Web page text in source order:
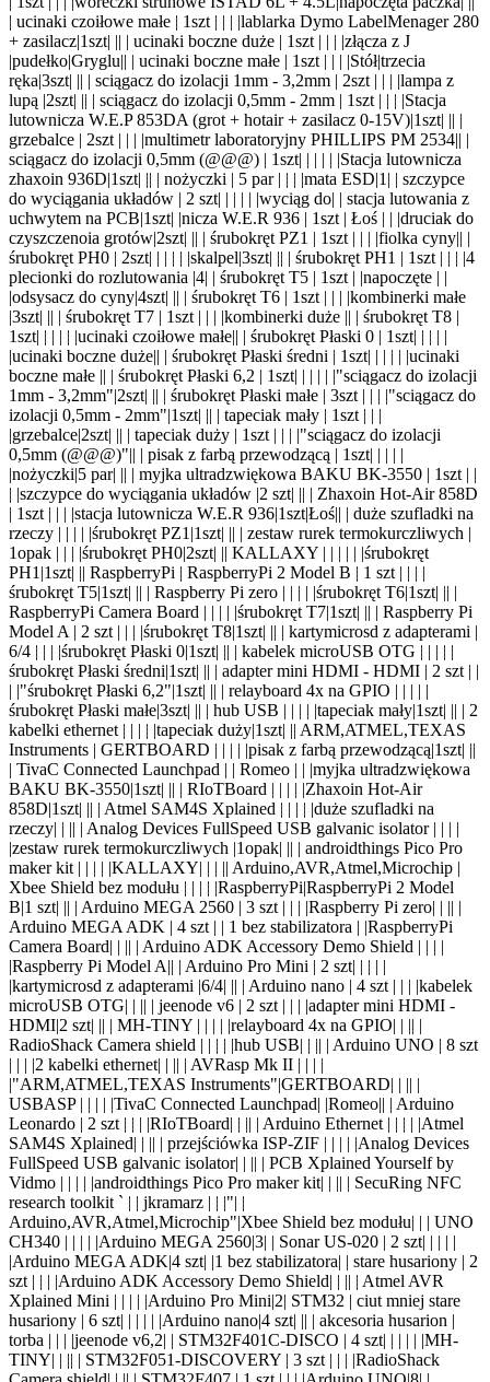
| ucinaki czoiłowe małe | 1szt | | | |lablarka Dymo LabelMenager 280
+ zasilacz|1szt| || | ucinaki boczne duże | 1szt | | | |złącza z J
|pudełko|Gryglu|| | ucinaki boczne małe | 1szt | | | |Stół|trzecia
ręka|3szt| || | sciągacz do izolacji 1mm - 3,2mm | 2szt | | | |lampa z
lupą |2szt| || | sciągacz do izolacji 0,5mm - 2mm | 1szt | | | |Stacja
lutownicza W.E.P 853DA (grot + hotair + zasilacz 0-15V)|1szt| || |
grzebalce | 2szt | | | |multimetr laboratoryjny PHILLIPS PM 2534|| |
sciągacz do izolacji 0,5mm (@@@) | 1szt| | | | | |Stacja lutownicza
zhaxoin 936D|1szt| || | nożyczki | 5 par | | | |mata ESD|1 | | szczypce
do wyciągania układów | 2 szt| | | | | |wyciąg do| | stacja lutowania z
uchwytem na PCB|1szt| |nicza W.E.R 936 | 1szt | Łoś | | |druciak do
czyszczenoia grotów|2szt| || | śrubokręt PZ1 | 1szt | | | |fiolka cyny|| |
śrubokręt PH0 | 2szt| | | | | |skalpel|3szt| || | śrubokręt PH1 | 1szt | | | |4
plecionki do rozlutowania |4| | śrubokręt T5 | 1szt | |napoczęte | |
|odsysacz do cyny|4szt| || | śrubokręt T6 | 1szt | | | |kombinerki małe
|3szt| || | śrubokręt T7 | 1szt | | | |kombinerki duże || | śrubokręt T8 |
1szt| | | | | |ucinaki czoiłowe małe|| | śrubokręt Płaski 0 | 1szt| | | | |
|ucinaki boczne duże|| | śrubokręt Płaski średni | 1szt| | | | | |ucinaki
boczne małe || | śrubokręt Płaski 6,2 | 1szt| | | | | |"sciągacz do izolacji
1mm - 3,2mm"|2szt| || | śrubokręt Płaski małe | 3szt | | | |"sciągacz do
izolacji 0,5mm - 2mm"|1szt| || | tapeciak mały | 1szt | | |
|grzebalce|2szt| || | tapeciak duży | 1szt | | | |"sciągacz do izolacji
0,5mm (@@@)"|| | pisak z farbą przewodzącą | 1szt| | | | |
|nożyczki|5 par| || | myjka ultradzwiękowa BAKU BK-3550 | 1szt | |
| |szczypce do wyciągania układów |2 szt| || | Zhaxoin Hot-Air 858D
| 1szt | | | |stacja lutownicza W.E.R 936|1szt|Łoś|| | duże szufladki na
rzeczy | | | | |śrubokręt PZ1|1szt| || | zestaw rurek termokurczliwych |
1opak | | | |śrubokręt PH0|2szt| || KALLAXY | | | | | |śrubokręt
PH1|1szt| || RaspberryPi | RaspberryPi 2 Model B | 1 szt | | | |
śrubokręt T5|1szt| || | Raspberry Pi zero | | | | |śrubokręt T6|1szt| || |
RaspberryPi Camera Board | | | | |śrubokręt T7|1szt| || | Raspberry Pi
Model A | 2 szt | | | |śrubokręt T8|1szt| || | kartymicrosd z adapterami |
6/4 | | | |śrubokręt Płaski 0|1szt| || | kabelek microUSB OTG | | | | |
śrubokręt Płaski średni|1szt| || | adapter mini HDMI - HDMI | 2 szt | |
| |"śrubokręt Płaski 6,2"|1szt| || | relayboard 4x na GPIO | | | | |
śrubokręt Płaski małe|3szt| || | hub USB | | | | |tapeciak mały|1szt| || | 2
kabelki ethernet | | | | |tapeciak duży|1szt| || ARM,ATMEL,TEXAS
Instruments | GERTBOARD | | | | |pisak z farbą przewodzącą|1szt| ||
| TivaC Connected Launchpad | | Romeo | | |myjka ultradzwiękowa
BAKU BK-3550|1szt| || | RIoTBoard | | | | |Zhaxoin Hot-Air
858D|1szt| || | Atmel SAM4S Xplained | | | | |duże szufladki na
rzeczy| | || | Analog Devices FullSpeed USB galvanic isolator | | | |
|zestaw rurek termokurczliwych |1opak| || | androidthings Pico Pro
maker kit | | | | |KALLAXY| | | || Arduino,AVR,Atmel,Microchip |
Xbee Shield bez modułu | | | | |RaspberryPi|RaspberryPi 2 Model
B|1 szt| || | Arduino MEGA 2560 | 3 szt | | | |Raspberry Pi zero| | || |
Arduino MEGA ADK | 4 szt | | 1 bez stabilizatora | |RaspberryPi
Camera Board| | || | Arduino ADK Accessory Demo Shield | | | |
|Raspberry Pi Model A|| | Arduino Pro Mini | 2 szt| | | | |
|kartymicrosd z adapterami |6/4| || | Arduino nano | 4 szt | | | |kabelek
microUSB OTG| | || | jeenode v6 | 2 szt | | | |adapter mini HDMI -
HDMI|2 szt| || | MH-TINY | | | | |relayboard 4x na GPIO| | || |
RadioShack Camera shield | | | | |hub USB| | || | Arduino UNO | 8 szt
| | | |2 kabelki ethernet| | || | AVRasp Mk II | | | |
|"ARM,ATMEL,TEXAS Instruments"|GERTBOARD| | || |
USBASP | | | | |TivaC Connected Launchpad| |Romeo|| | Arduino
Leonardo | 2 szt | | | |RIoTBoard| | || | Arduino Ethernet | | | | |Atmel
SAM4S Xplained| | || | przejściówka ISP-ZIF | | | | |Analog Devices
FullSpeed USB galvanic isolator| | || | PCB Xplained Yourself by
Vidmo | | | | |androidthings Pico Pro maker kit| | || | SecuRing NFC
research toolkit ` | | jkramarz | | |"| |
Arduino,AVR,Atmel,Microchip"|Xbee Shield bez modułu| | | UNO
CH340 | | | | |Arduino MEGA 2560|3| | Sonar US-020 | 2 szt| | | | |
|Arduino MEGA ADK|4 szt| |1 bez stabilizatora| | stare husariony | 2
szt | | | |Arduino ADK Accessory Demo Shield| | || | Atmel AVR
Xplained Mini | | | | |Arduino Pro Mini|2| STM32 | ciut mniej stare
husariony | 6 szt| | | | | |Arduino nano|4 szt| || | akcesoria husarion |
torba | | | |jeenode v6,2| | STM32F401C-DISCO | 4 szt| | | | | |MH-
TINY| | || | STM32F051-DISCOVERY | 3 szt | | | |RadioShack